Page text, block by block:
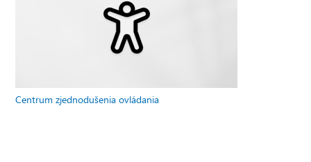
Centrum zjednodušenia ovládania